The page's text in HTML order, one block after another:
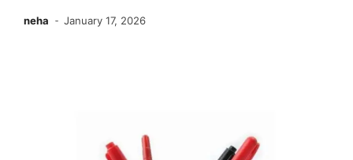
neha January 17, 2026